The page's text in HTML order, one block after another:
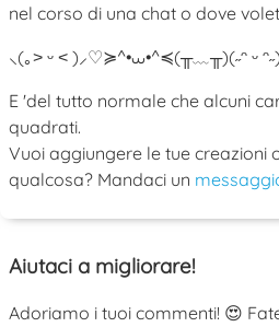
nel corso di una chat o dove
⸜(｡˃ ᵕ ˂ )⸝♡≽^•⩊•^≼(╥﹏╥)(˶ᵔ ᵕ ᵔ˶)
E 'del tutto normale che alcuni
quadrati.
Vuoi aggiungere le tue creazioni
qualcosa? Mandaci un
Aiutaci a migliorare!
Adoriamo i tuoi commenti! 😍